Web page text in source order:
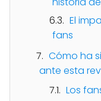
El
fans
Cómo ha
ante esta
Los